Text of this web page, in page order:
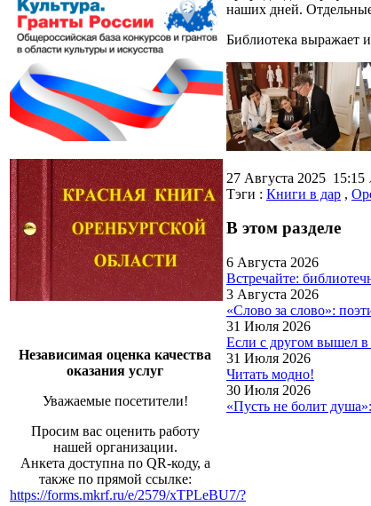
Независимая оценка качества
оказания услуг
Уважаемые посетители!
Просим вас оценить работу
нашей организации.
Анкета доступна по QR-коду, а
также по прямой ссылке:
https://forms.mkrf.ru/e/2579/xTPLeBU7/?
наших дней.
Библиотека выражает
27 Августа 2025 15:15
Тэги : Книги в дар ,
В этом разделе
6 Августа 2026
Встречайте:
3 Августа 2026
«Слово за слово»:
31 Июля 2026
Если с другом вышел в
31 Июля 2026
Читать модно!
30 Июля 2026
«Пусть не болит